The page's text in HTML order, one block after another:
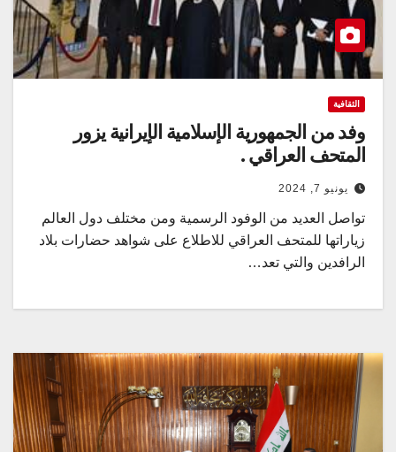
الثقافية
وفد من الجمهورية الإسلامية الإيرانية يزور
المتحف العراقي .
يونيو 7, 2024
تواصل العديد من الوفود الرسمية ومن مختلف دول العالم
زياراتها للمتحف العراقي للاطلاع على شواهد حضارات بلاد
الرافدين والتي تعد…